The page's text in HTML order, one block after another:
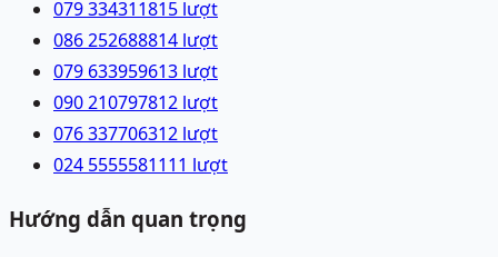
079 334311815 lượt
086 252688814 lượt
079 633959613 lượt
090 210797812 lượt
076 337706312 lượt
024 5555581111 lượt
Hướng dẫn quan trọng